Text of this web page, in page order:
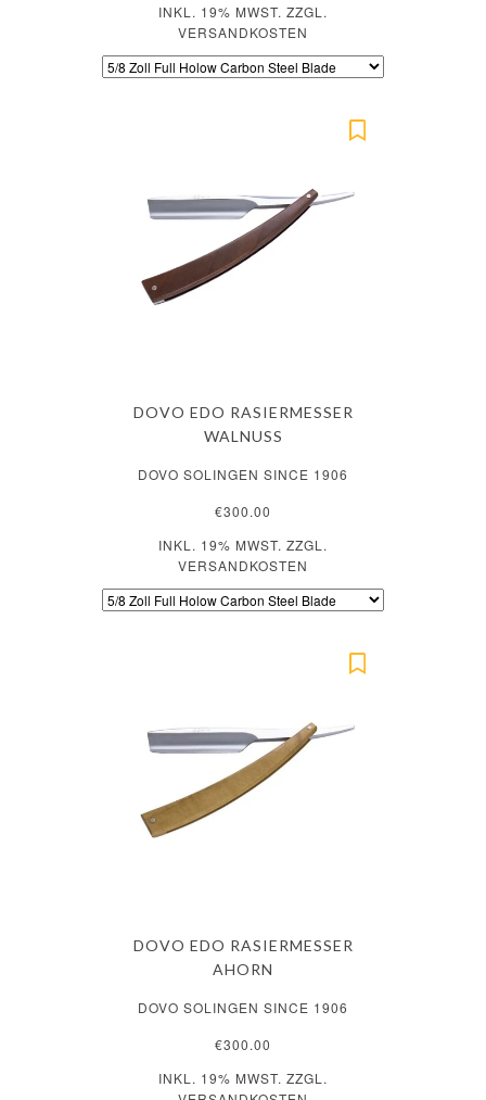
INKL. 19% MWST. ZZGL.
VERSANDKOSTEN
DOVO EDO RASIERMESSER
WALNUSS
DOVO SOLINGEN SINCE 1906
€300.00
INKL. 19% MWST. ZZGL.
VERSANDKOSTEN
DOVO EDO RASIERMESSER
AHORN
DOVO SOLINGEN SINCE 1906
€300.00
INKL. 19% MWST. ZZGL.